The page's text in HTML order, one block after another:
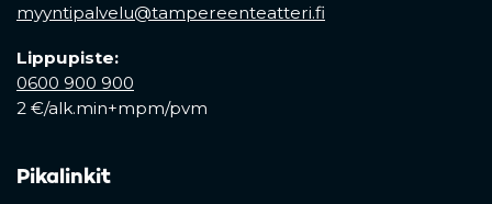
myyntipalvelu@tampereenteatteri.fi
Lippupiste:
0600 900 900
2 €/alk.min+mpm/pvm
Pikalinkit